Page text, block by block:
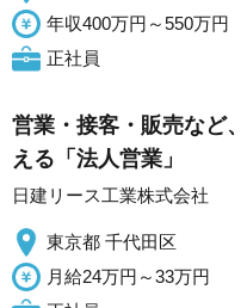
年収400万円～550万円
正社員
営業・接客・販売など
える「法人営業」
日建リース工業株式会社
東京都 千代田区
月給24万円～33万円